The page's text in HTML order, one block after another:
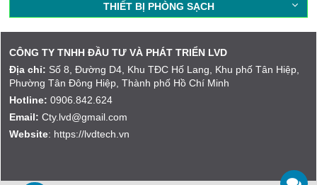
THIẾT BỊ PHÒNG SẠCH
CÔNG TY TNHH ĐẦU TƯ VÀ PHÁT TRIỂN LVD
Địa chỉ: Số 8, Đường D4, Khu TĐC Hố Lang, Khu phố Tân Hiệp,
Phường Tân Đông Hiệp, Thành phố Hồ Chí Minh
Hotline: 0906.842.624
Email: Cty.lvd@gmail.com
Website: https://lvdtech.vn